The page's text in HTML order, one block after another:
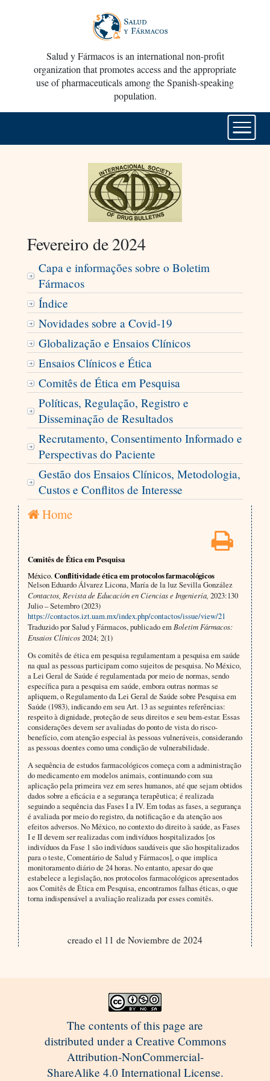
Salud y Fármacos is an international non-profit
organization that promotes access and the appropriate
use of pharmaceuticals among the Spanish-speaking
population.
Fevereiro de 2024
Capa e informações sobre o Boletim
Fármacos
Índice
Novidades sobre a Covid-19
Globalização e Ensaios Clínicos
Ensaios Clínicos e Ética
Comitês de Ética em Pesquisa
Políticas, Regulação, Registro e
Disseminação de Resultados
Recrutamento, Consentimento Informado e
Perspectivas do Paciente
Gestão dos Ensaios Clínicos, Metodologia,
Custos e Conflitos de Interesse
Home
Comitês de Ética em Pesquisa
México.Conflitividade ética em protocolos farmacológicos
Nelson Eduardo Álvarez Licona, María de la luz Sevilla González
Contactos, Revista de Educación en Ciencias e Ingeniería, 2023:130
Julio – Setembro (2023)
https://contactos.izt.uam.mx/index.php/contactos/issue/view/21
Traduzido por Salud y Fármacos, publicado em Boletim Fármacos:
Ensaios Clínicos2024; 2(1)
Os comitês de ética em pesquisa regulamentam a pesquisa em saúde
na qual as pessoas participam como sujeitos de pesquisa. No México,
a Lei Geral de Saúde é regulamentada por meio de normas, sendo
específica para a pesquisa em saúde, embora outras normas se
apliquem, o Regulamento da Lei Geral de Saúde sobre Pesquisa em
Saúde (1983), indicando em seu Art. 13 as seguintes referências:
respeito à dignidade, proteção de seus direitos e seu bem-estar. Essas
considerações devem ser avaliadas do ponto de vista do risco-
benefício, com atenção especial às pessoas vulneráveis, considerando
as pessoas doentes como uma condição de vulnerabilidade.
A sequência de estudos farmacológicos começa com a administração
do medicamento em modelos animais, continuando com sua
aplicação pela primeira vez em seres humanos, até que sejam obtidos
dados sobre a eficácia e a segurança terapêutica; é realizada
seguindo a sequência das Fases I a IV. Em todas as fases, a segurança
é avaliada por meio do registro, da notificação e da atenção aos
efeitos adversos. No México, no contexto do direito à saúde, as Fases
I e II devem ser realizadas com indivíduos hospitalizados [os
indivíduos da Fase 1 são indivíduos saudáveis que são hospitalizados
para o teste, Comentário de Salud y Fármacos], o que implica
monitoramento diário de 24 horas. No entanto, apesar do que
estabelece a legislação, nos protocolos farmacológicos apresentados
aos Comitês de Ética em Pesquisa, encontramos falhas éticas, o que
torna indispensável a avaliação realizada por esses comitês.
creado el 11 de Noviembre de 2024
The contents of this page are
distributed under a Creative Commons
Attribution-NonCommercial-
ShareAlike 4.0 International License.